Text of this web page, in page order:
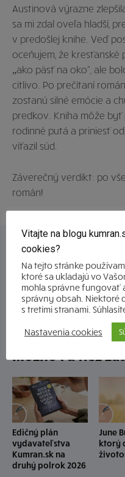
Austinová výrazne
sa mi zdal oveľa hladší,
v predošlej knihe. Veď
oceňujem, že
„ako päsť na oko“, ale
citlivo. Po prečítaní
zostanú silné emócie a
predkov. Kniha môže
rodinné putá a priniesť
víťazil súd.
Záverečný verdikt: po
román!
PREVIOUS ARTICLE
Samuel Trizuljak: Do hĺbky
sa ide vždy pomocou
vzťahu (Scribendi podcast
#035)
Možno ťa tiež
Edičný plán
vydavateľstva
Kumran.sk na
druhý polrok 2026
June
ktorý
Vitajte na blogu
cookies?
Na tejto stránke
ktoré sa ukladajú vo
mohla správne fungovať
správny obsah. Niektoré
s tretími stranami.
Nastavenia cookies